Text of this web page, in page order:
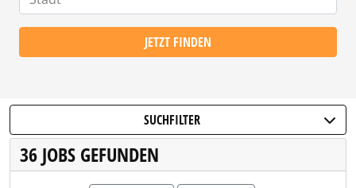
JETZT FINDEN
SUCHFILTER
36 JOBS GEFUNDEN